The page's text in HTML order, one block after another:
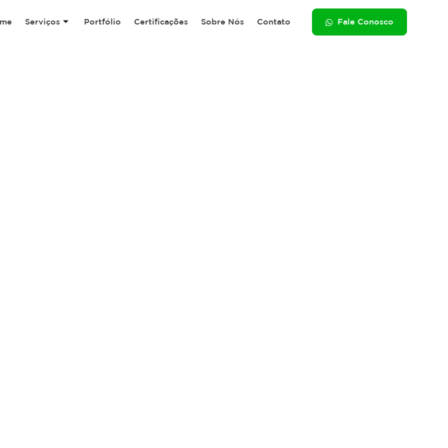
Serviços Portfólio Certificações Sobre Nós Contato Fale Conosco